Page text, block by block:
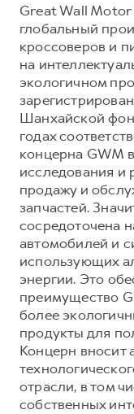
Great Wall
глобальный
кроссоверов и
на
экологичном
Шанхайской
годах
концерна GWM
исследования и
продажу и
запчастей.
сосредоточена
автомобилей и
использующих
энергии. Это
преимущество
более
продукты для
Концерн вносит
отрасли, в том
собственных